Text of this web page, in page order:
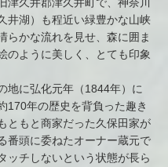
井湖）も程近い緑豊かな山峡
らかな流れを見せ、森に囲ま
のように美しく、とても印象
地に弘化元年（1844年）に
170年の歴史を背負った趣き
ともと商家だった久保田家が
番頭に委ねたオーナー蔵元で
ッチしないという状態が長ら